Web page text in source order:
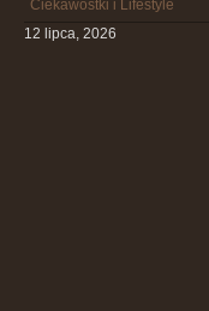
Ciekawostki i Lifestyle
12 lipca, 2026